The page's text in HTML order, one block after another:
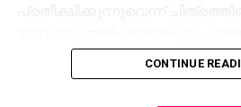
ബാബുരാജ്, അലന്‍സിയര്‍,
സൂര്യാ ക്രിഷ്, ഇന്ദ്രജിത്ത്
CONTINUE